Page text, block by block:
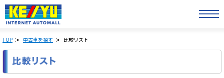
TOP 中古車を探す 比較リスト